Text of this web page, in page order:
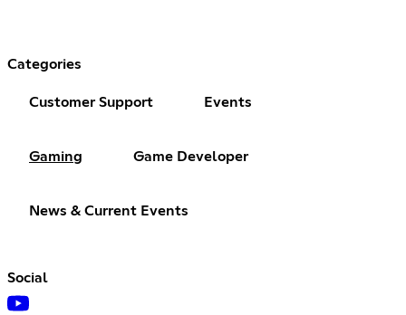
Categories
Customer Support Events
Gaming Game Developer
News & Current Events
Social